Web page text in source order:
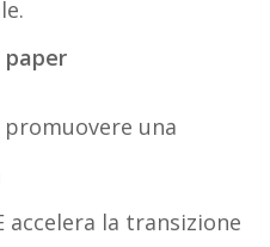
romuovere una
accelera la transizione